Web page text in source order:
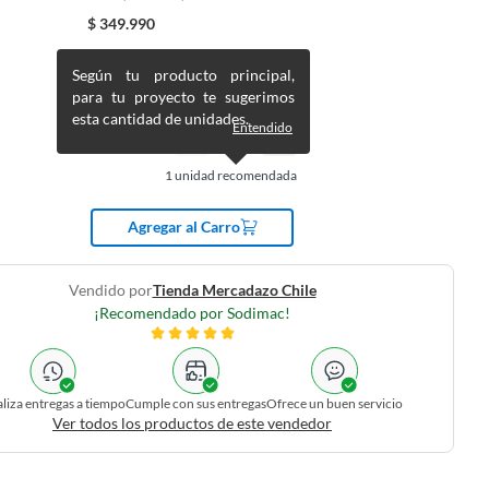
$349.990
1 unidad recomendada
Según tu producto principal,
para tu proyecto te sugerimos
esta cantidad de unidades.Entendido
Agregar al Carro
Vendido porTienda Mercadazo Chile
¡Recomendado por Sodimac!
entregas a tiempoCumple con sus entregasOfrece un buen servicio
Ver todos los productos de este vendedor